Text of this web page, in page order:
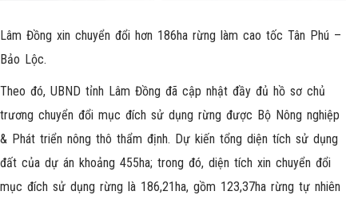
Lâm Đồng xin chuyển đổi hơn 186ha rừng làm cao tốc Tân Phú –
Bảo Lộc.
Theo đó, UBND tỉnh Lâm Đồng đã cập nhật đầy đủ hồ sơ chủ
trương chuyển đổi mục đích sử dụng rừng được Bộ Nông nghiệp
& Phát triển nông thô thẩm định. Dự kiến tổng diện tích sử dụng
đất của dự án khoảng 455ha; trong đó, diện tích xin chuyển đổi
mục đích sử dụng rừng là 186,21ha, gồm 123,37ha rừng tự nhiên